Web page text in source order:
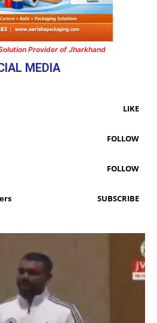
Provider of Jharkhand
MEDIA
LIKE
FOLLOW
FOLLOW
SUBSCRIBE